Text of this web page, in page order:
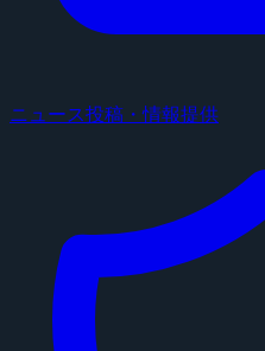
ニュース投稿・情報提供